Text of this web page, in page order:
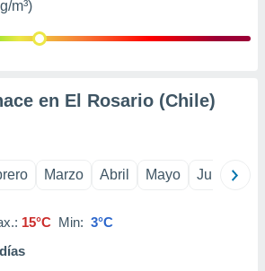
m³)
en El Rosario (Chile)
Marzo Abril Mayo Junio
15°C Min: 3°C
días